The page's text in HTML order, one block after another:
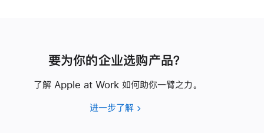
要为你的企业选购产品？
了解 Apple at Work 如何助你一臂之力。
进一步了解 要